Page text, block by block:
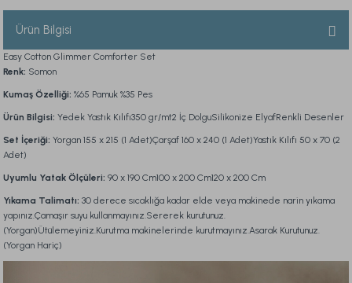
Ürün Bilgisi
Easy Cotton Glimmer Comforter Set
Renk: Somon
Kumaş Özelliği: %65 Pamuk %35 Pes
Ürün Bilgisi: Yedek Yastık Kılıfı350 gr/mt2 İç DolguSilikonize ElyafRenkli Desenler
Set İçeriği: Yorgan 155 x 215 (1 Adet)Çarşaf 160 x 240 (1 Adet)Yastık Kılıfı 50 x 70 (2
Adet)
Uyumlu Yatak Ölçüleri: 90 x 190 Cm100 x 200 Cm120 x 200 Cm
Yıkama Talimatı: 30 derece sıcaklığa kadar elde veya makinede narin yıkama
yapınız.Çamaşır suyu kullanmayınız.Sererek kurutunuz.
(Yorgan)Ütülemeyiniz.Kurutma makinelerinde kurutmayınız.Asarak Kurutunuz.
(Yorgan Hariç)